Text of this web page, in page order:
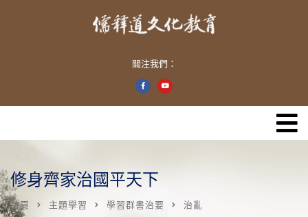
關注我們：
修身齊家治國平天下
首頁 主題學習 學習群書治要 治亂